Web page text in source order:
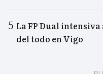
La FP Dual intensiva
del todo en Vigo